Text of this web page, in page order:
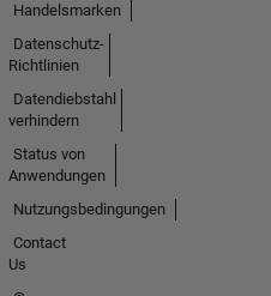
Handelsmarken
Datenschutz-
Richtlinien
Datendiebstahl
verhindern
Status von
Anwendungen
Nutzungsbedingungen
Contact
Us